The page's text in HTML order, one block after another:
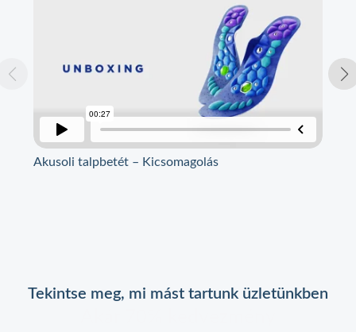
Akusoli talpbetét – Kicsomagolás
Tekintse meg, mi mást tartunk üzletünkben